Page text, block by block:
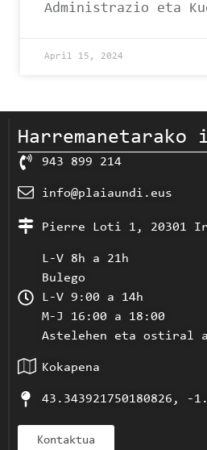
Administrazio eta
April 15, 2024
Harremanetarako
943 899 214
info@plaiaundi.eus
Pierre Loti 1, 20301
L-V 8h a 21h
Bulego
L-V 9:00 a 14h
M-J 16:00 a 18:00
Astelehen eta ostiral
Kokapena
43.343921750180826, -
Kontaktua